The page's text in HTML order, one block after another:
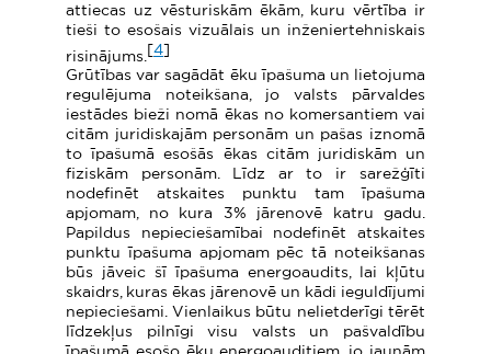
attiecas uz vēsturiskām ēkām, kuru vērtība ir
tieši to esošais vizuālais un inženiertehniskais
risinājums. [4]
Grūtības var sagādāt ēku īpašuma un lietojuma
regulējuma noteikšana, jo valsts pārvaldes
iestādes bieži nomā ēkas no komersantiem vai
citām juridiskajām personām un pašas iznomā
to īpašumā esošās ēkas citām juridiskām un
fiziskām personām. Līdz ar to ir sarežģīti
nodefinēt atskaites punktu tam īpašuma
apjomam, no kura 3% jārenovē katru gadu.
Papildus nepieciešamībai nodefinēt atskaites
punktu īpašuma apjomam pēc tā noteikšanas
būs jāveic šī īpašuma energoaudits, lai kļūtu
skaidrs, kuras ēkas jārenovē un kādi ieguldījumi
nepieciešami. Vienlaikus būtu nelietderīgi tērēt
līdzekļus pilnīgi visu valsts un pašvaldību